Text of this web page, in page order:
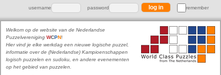
username password remember
Welkom op de website van de Nederlandse
Puzzelvereniging WCPN!
Hier vind je elke werkdag een nieuwe logische puzzel,
informatie over de (Nederlandse) Kampioenschappen
logisch puzzelen en sudoku, en andere evenementen
op het gebied van puzzelen.